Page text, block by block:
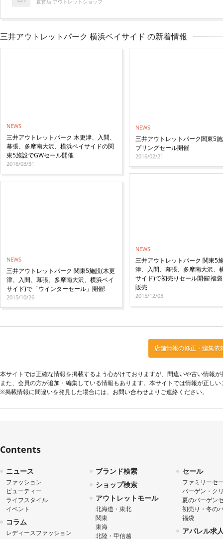
直営店·アウトレットショップ
三井アウトレットパーク 横浜ベイサイド の新着情報
NEWS
三井アウトレットパーク 木更津、入間、
幕張、多摩南大沢、横浜ベイサイドの関
東5施設でGWセール開催
2016/03/31
NEWS
三井アウトレットパーク関東5
プリングセール開催
2016/02/21
NEWS
三井アウトレットパーク 関東5
津、入間、幕張、多摩南大沢、
サイド)で初売りセール開催!福
販売
2015/12/03
NEWS
三井アウトレットパーク 関東5施設(木更
津、入間、幕張、多摩南大沢、横浜ベイ
サイド)で「ウインターセール」開催!
2015/10/26
店舗情報の修正・編集依
本サイトでは正確な情報を掲載するよう心がけておりますが、間違いや古い情報
また、会員の方が追加・編集している情報もあります。本サイトでは情報が正し
※掲載情報に間違いを発見した場合には、 お問い合わせよりご連絡ください。
Contents
ニュース
ファッション
ビューティー
ライフスタイル
イベント
コラム
レディースファッション
ブランド検索
ショップ検索
アウトレットモール
北海道・東北
関東
東海
北陸・甲信越
セール
ファミリーセ
バーゲン・ク
夏のバーゲン
初売り・冬の
福袋
アパレル求